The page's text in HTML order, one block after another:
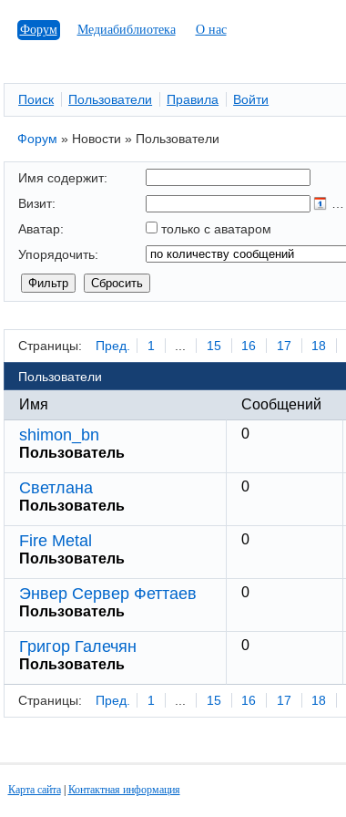
Форум Медиабиблиотека О нас
Поиск Пользователи Правила Войти
Форум » Новости » Пользователи
Имя содержит:
Визит:
Аватар:
только с аватаром
Упорядочить:
Страницы: Пред. 1 ... 15 16 17 18
Пользователи
Имя Сообщений
shimon_bn
Пользователь
0
Светлана
Пользователь
0
Fire Metal
Пользователь
0
Энвер Сервер Феттаев
Пользователь
0
Григор Галечян
Пользователь
0
Страницы: Пред. 1 15 16 17 18
Карта сайта| Контактная информация